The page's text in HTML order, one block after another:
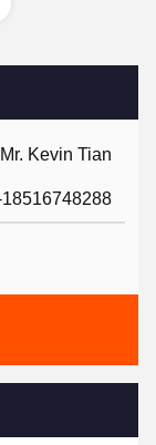
Mr. Kevin Tian